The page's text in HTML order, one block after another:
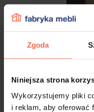
Zgoda
Niniejsza strona
Wykorzystujemy pliki
i reklam, aby oferować